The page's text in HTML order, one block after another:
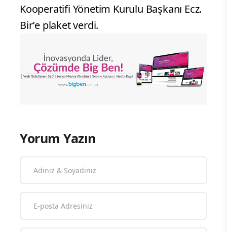
Kooperatifi Yönetim Kurulu Başkanı Ecz.
Bir’e plaket verdi.
Yorum Yazın